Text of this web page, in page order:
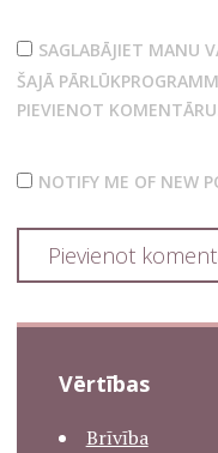
SAGLABĀJIET MANU
ŠAJĀ
PIEVIENOT
NOTIFY ME OF NEW
Vērtības
Brīvība